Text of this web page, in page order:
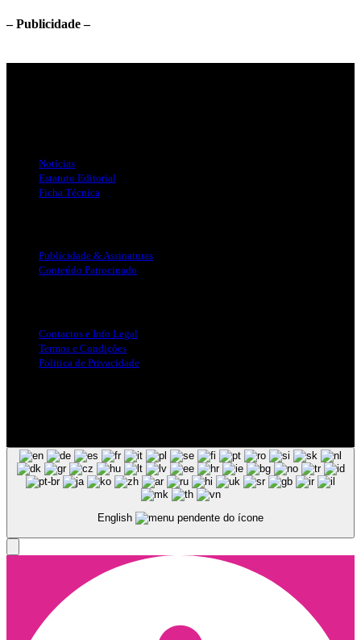
– Publicidade –
Notícias
Estatuto Editorial
Ficha Técnica
Publicidade & Assinaturas
Conteúdo Patrocinado
Contactos e Info Legal
Termos e Condições
Politica de Privacidade
English